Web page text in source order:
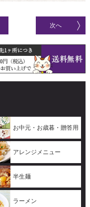
次へ
お中元・お歳暮・贈答用
アレンジメニュー
半生麺
ラーメン